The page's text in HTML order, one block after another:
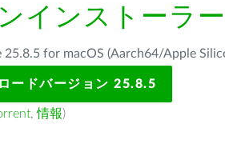
インストーラー
25.8.5 for macOS (Aarch64/Apple
ードバージョン 25.8.5
,情報)